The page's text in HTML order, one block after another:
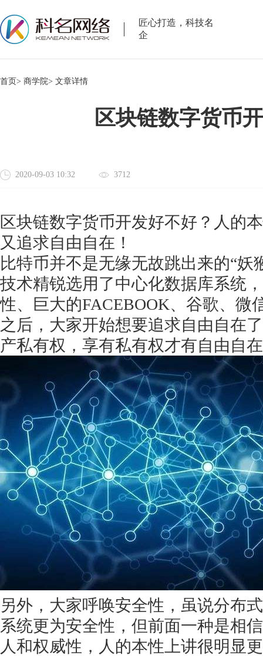
匠心打造，科技名
企
首页> 商学院> 文章详情
区块链数字货币
2020-09-03 10:32 3712
区块链数字货币开发好不好？人的
又追求自由自在！
比特币并不是无缘无故跳出来的“妖
技术精锐选用了中心化数据库系统
性、巨大的FACEBOOK、谷歌、微
之后，大家开始想要追求自由自在
产私有权，享有私有权才有自由自
另外，大家呼唤安全性，虽说分布
系统更为安全性，但前面一种是相
人和权威性，人的本性上讲很明显
获得产品报价方案
1万个想法不如1次的方案落地